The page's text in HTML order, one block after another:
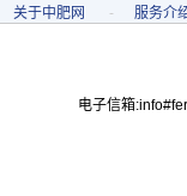
关于中肥网 - 服务介
电子信箱